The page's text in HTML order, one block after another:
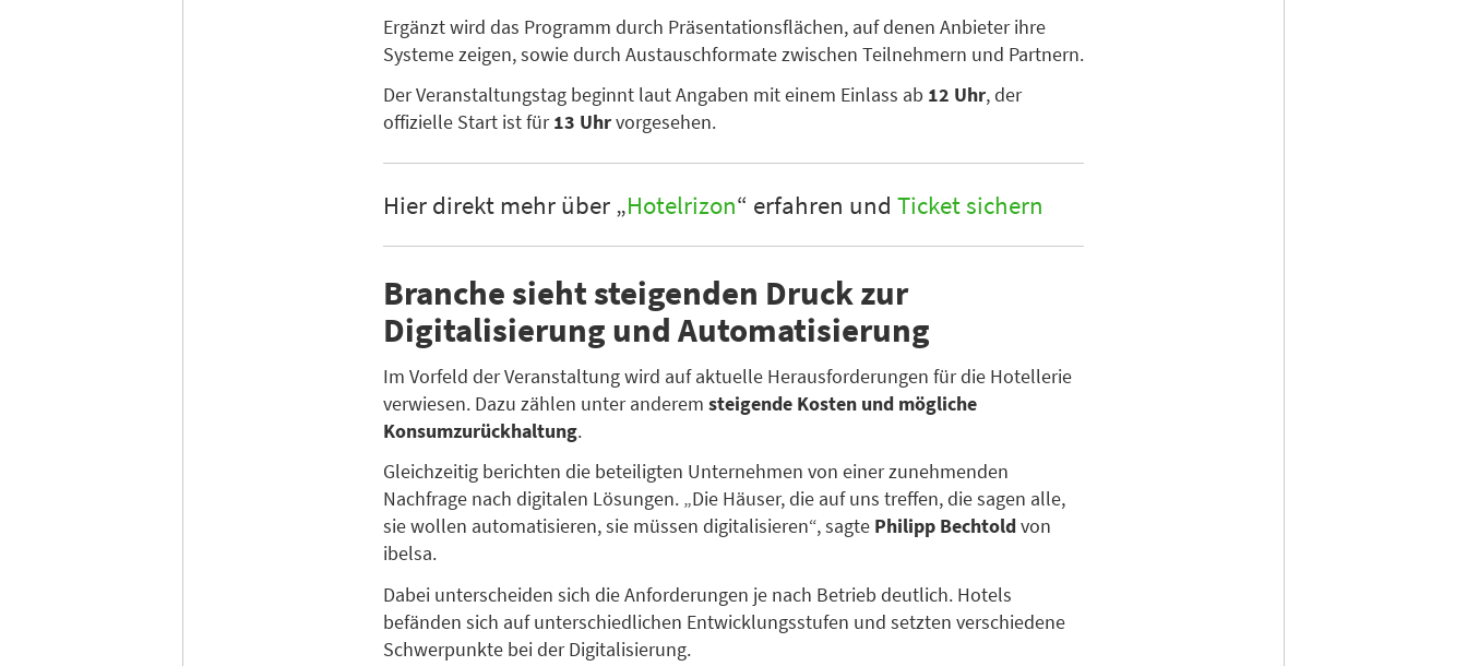
Ergänzt wird das Programm durch Präsentationsflächen, auf denen Anbieter ihre
Systeme zeigen, sowie durch Austauschformate zwischen Teilnehmern und Partnern.
Der Veranstaltungstag beginnt laut Angaben mit einem Einlass ab 12 Uhr, der
offizielle Start ist für13 Uhrvorgesehen.
Hier direkt mehr über „Hotelrizon“ erfahren und Ticket sichern
Branche sieht steigenden Druck zur
Digitalisierung und Automatisierung
Im Vorfeld der Veranstaltung wird auf aktuelle Herausforderungen für die Hotellerie
verwiesen. Dazu zählen unter anderem steigende Kosten und mögliche
Konsumzurückhaltung.
Gleichzeitig berichten die beteiligten Unternehmen von einer zunehmenden
Nachfrage nach digitalen Lösungen. „Die Häuser, die auf uns treffen, die sagen alle,
sie wollen automatisieren, sie müssen digitalisieren“, sagte Philipp Bechtoldvon
ibelsa.
Dabei unterscheiden sich die Anforderungen je nach Betrieb deutlich. Hotels
befänden sich auf unterschiedlichen Entwicklungsstufen und setzten verschiedene
Schwerpunkte bei der Digitalisierung.